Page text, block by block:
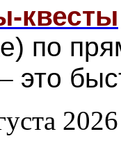
квесты
по
– это
2026